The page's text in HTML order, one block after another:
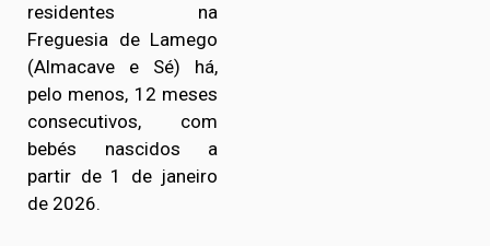
residentes na
Freguesia de Lamego
(Almacave e Sé) há,
pelo menos, 12 meses
consecutivos, com
bebés nascidos a
partir de 1 de janeiro
de 2026.